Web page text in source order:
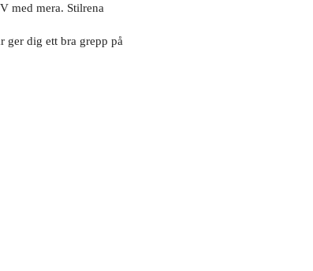
med mera. Stilrena
ger dig ett bra grepp på